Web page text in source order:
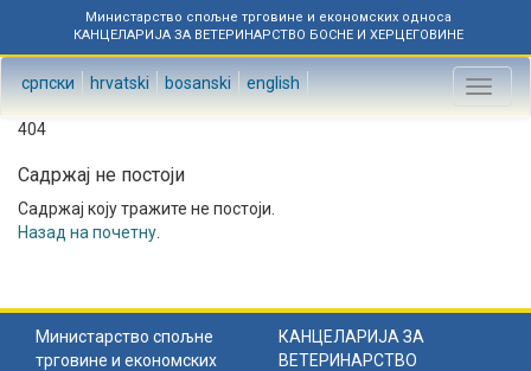
Министарство спољне трговине и економских односа
КАНЦЕЛАРИЈА ЗА ВЕТЕРИНАРСТВО БОСНЕ И ХЕРЦЕГОВИНЕ
српски hrvatski bosanski english
Toggle
404
Садржај не постоји
Садржај коју тражите не постоји.
Назад на почетну
Министарство спољне
трговине и економских
КАНЦЕЛАРИЈА ЗА
ВЕТЕРИНАРСТВО